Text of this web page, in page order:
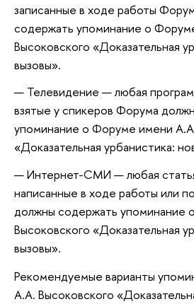
записанные в ходе работы
содержать упоминание о
Высоковского «Доказательная
вызовы».
Телевидение — любая
взятые у спикеров Форума
упоминание о Форуме имени
«Доказательная урбанистика:
Интернет-СМИ — любая
написанные в ходе работы или
должны содержать упоминание
Высоковского «Доказательная
вызовы».
Рекомендуемые варианты
А.А. Высоковского